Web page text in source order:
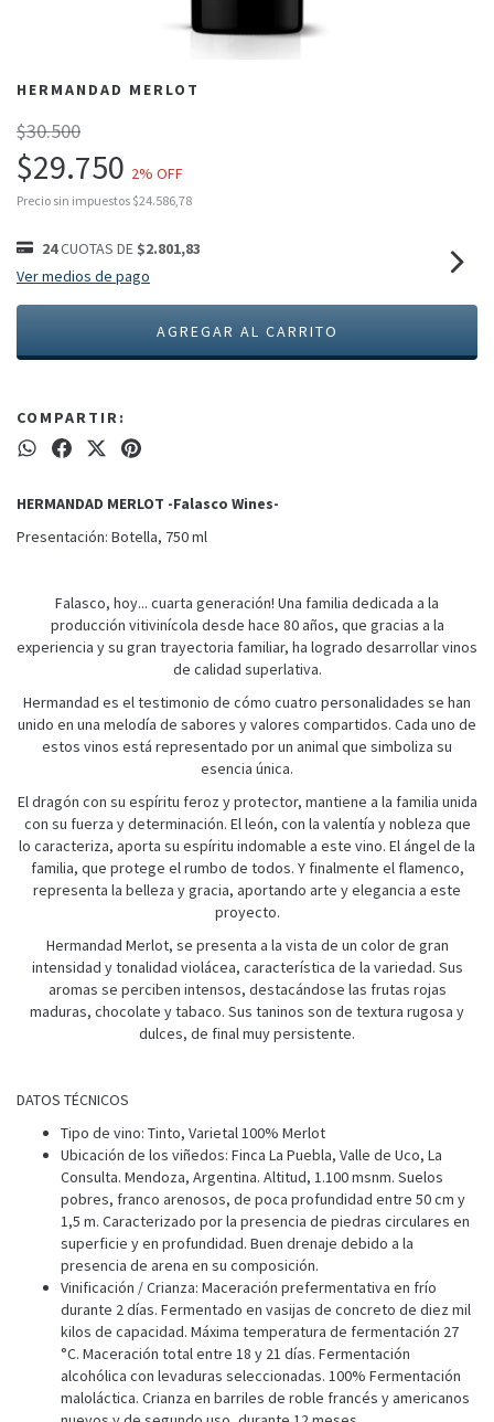
HERMANDAD MERLOT
$30.500
$29.750 2% OFF
Precio sin impuestos $24.586,78
24CUOTAS DE $2.801,83
Ver medios de pago
COMPARTIR:
HERMANDAD MERLOT -Falasco Wines-
Presentación: Botella, 750 ml
Falasco, hoy... cuarta generación! Una familia dedicada a la
producción vitivinícola desde hace 80 años, que gracias a la
experiencia y su gran trayectoria familiar, ha logrado desarrollar vinos
de calidad superlativa.
Hermandad es el testimonio de cómo cuatro personalidades se han
unido en una melodía de sabores y valores compartidos. Cada uno de
estos vinos está representado por un animal que simboliza su
esencia única.
El dragón con su espíritu feroz y protector, mantiene a la familia unida
con su fuerza y determinación. El león, con la valentía y nobleza que
lo caracteriza, aporta su espíritu indomable a este vino. El ángel de la
familia, que protege el rumbo de todos. Y finalmente el flamenco,
representa la belleza y gracia, aportando arte y elegancia a este
proyecto.
Hermandad Merlot, se presenta a la vista de un color de gran
intensidad y tonalidad violácea, característica de la variedad. Sus
aromas se perciben intensos, destacándose las frutas rojas
maduras, chocolate y tabaco. Sus taninos son de textura rugosa y
dulces, de final muy persistente.
DATOS TÉCNICOS
Tipo de vino: Tinto, Varietal 100% Merlot
Ubicación de los viñedos: Finca La Puebla, Valle de Uco, La
Consulta. Mendoza, Argentina. Altitud, 1.100 msnm. Suelos
pobres, franco arenosos, de poca profundidad entre 50 cm y
1,5 m. Caracterizado por la presencia de piedras circulares en
superficie y en profundidad. Buen drenaje debido a la
presencia de arena en su composición.
Vinificación / Crianza: Maceración prefermentativa en frío
durante 2 días. Fermentado en vasijas de concreto de diez mil
kilos de capacidad. Máxima temperatura de fermentación 27
°C. Maceración total entre 18 y 21 días. Fermentación
alcohólica con levaduras seleccionadas. 100% Fermentación
maloláctica. Crianza en barriles de roble francés y americanos